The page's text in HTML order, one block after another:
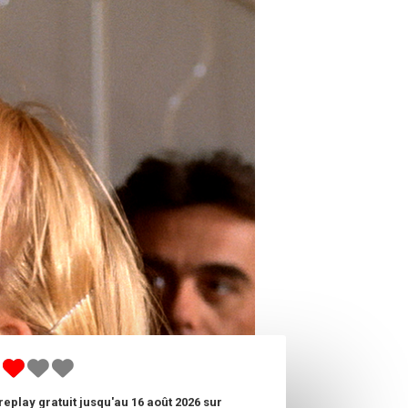
gratuit jusqu'au 16 août 2026 sur